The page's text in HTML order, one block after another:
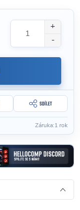
SDÍLET
Záruka:1 rok